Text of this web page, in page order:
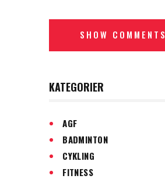
SHOW COMMENTS
KATEGORIER
AGF
BADMINTON
CYKLING
FITNESS